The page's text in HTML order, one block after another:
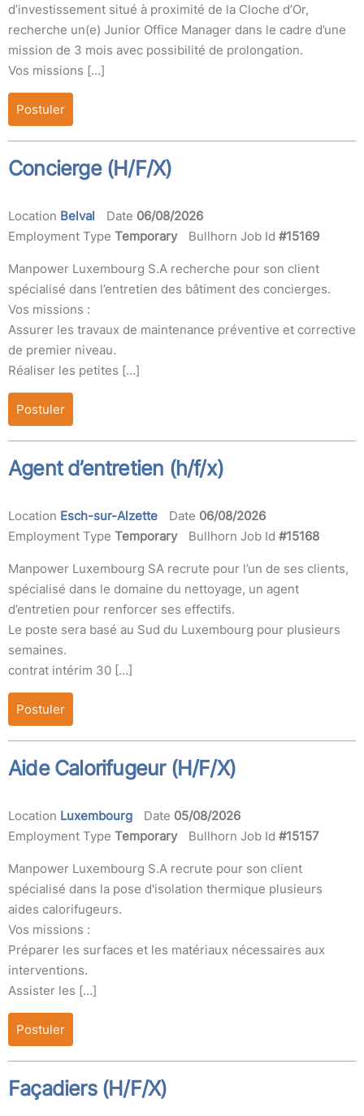
d’investissement situé à proximité de la Cloche d’Or,
recherche un(e) Junior Office Manager dans le cadre d’une
mission de 3 mois avec possibilité de prolongation.
Vos missions […]
Postuler
Concierge (H/F/X)
Location Belval Date 06/08/2026
Employment Type Temporary Bullhorn Job Id #15169
Manpower Luxembourg S.A recherche pour son client
spécialisé dans l’entretien des bâtiment des concierges.
Vos missions :
Assurer les travaux de maintenance préventive et corrective
de premier niveau.
Réaliser les petites […]
Postuler
Agent d’entretien (h/f/x)
Location Esch-sur-Alzette Date 06/08/2026
Employment Type Temporary Bullhorn Job Id #15168
Manpower Luxembourg SA recrute pour l’un de ses clients,
spécialisé dans le domaine du nettoyage, un agent
d’entretien pour renforcer ses effectifs.
Le poste sera basé au Sud du Luxembourg pour plusieurs
semaines.
contrat intérim 30 […]
Postuler
Aide Calorifugeur (H/F/X)
Location Luxembourg Date 05/08/2026
Employment Type Temporary Bullhorn Job Id #15157
Manpower Luxembourg S.A recrute pour son client
spécialisé dans la pose d'isolation thermique plusieurs
aides calorifugeurs.
Vos missions :
Préparer les surfaces et les matériaux nécessaires aux
interventions.
Assister les […]
Postuler
Façadiers (H/F/X)